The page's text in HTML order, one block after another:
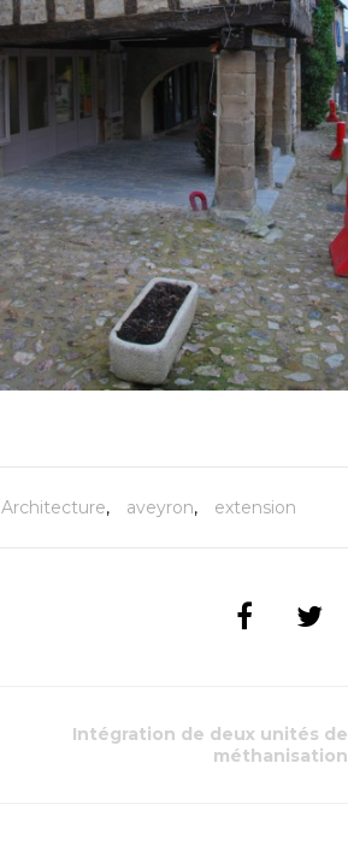
Architecture, aveyron, extension
Intégration de deux unités de
méthanisation